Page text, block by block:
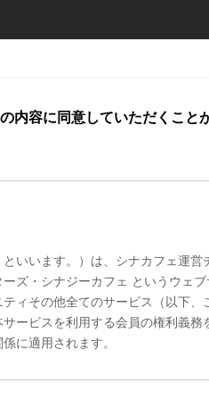
内容に同意していただくこと
いいます。）は、シナカフェ運営
ズ・シナジーカフェ というウェブ
ィその他全てのサービス（以下、
ービスを利用する会員の権利義務
に適用されます。